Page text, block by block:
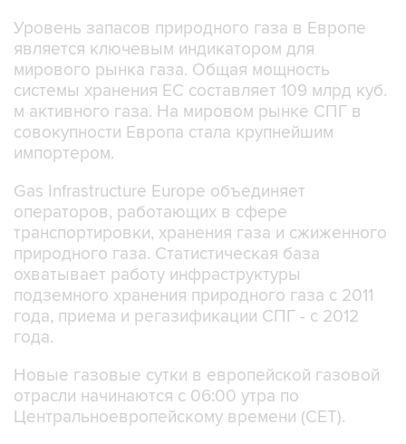
Уровень запасов природного газа в Европе
является ключевым индикатором для
мирового рынка газа. Общая мощность
системы хранения ЕС составляет 109 млрд куб.
м активного газа. На мировом рынке СПГ в
совокупности Европа стала крупнейшим
импортером.
Gas Infrastructure Europe объединяет
операторов, работающих в сфере
транспортировки, хранения газа и сжиженного
природного газа. Статистическая база
охватывает работу инфраструктуры
подземного хранения природного газа с 2011
года, приема и регазификации СПГ - с 2012
года.
Новые газовые сутки в европейской газовой
отрасли начинаются c 06:00 утра по
Центральноевропейскому времени (CET).